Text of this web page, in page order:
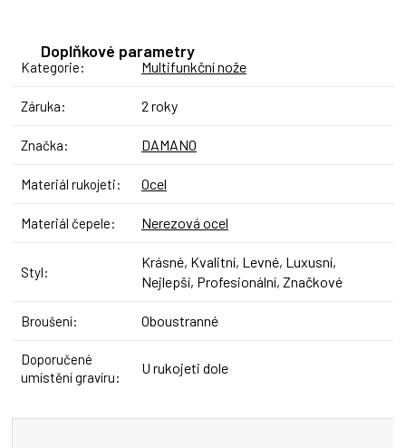
Doplňkové parametry
Kategorie: Multifunkční nože
Záruka: 2 roky
Značka: DAMANO
Materiál rukojeti: Ocel
Materiál čepele: Nerezová ocel
Styl:
Krásné, Kvalitní, Levné, Luxusní,
Nejlepší, Profesionální, Značkové
Broušení: Oboustranné
Doporučené
umístění gravíru:
U rukojeti dole